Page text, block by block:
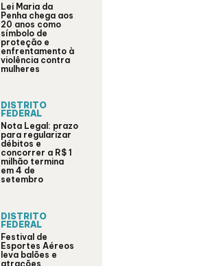
Lei Maria da
Penha chega aos
20 anos como
símbolo de
proteção e
enfrentamento à
violência contra
mulheres
DISTRITO
FEDERAL
Nota Legal: prazo
para regularizar
débitos e
concorrer a R$ 1
milhão termina
em 4 de
setembro
DISTRITO
FEDERAL
Festival de
Esportes Aéreos
leva balões e
atrações